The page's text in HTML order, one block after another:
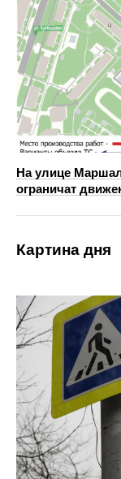
На улице
ограничат
Картина дня